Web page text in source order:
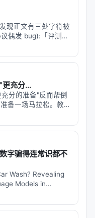
现正文有三处字符被
偶发 bug):「评测接
而不是堆[参]数」。
充分...
分的准备"反而帮倒
备一场马拉松。教练
。"你照做了。但比
马热身的人差。 这
字骗得连常识都不
Wash? Revealing
Models in